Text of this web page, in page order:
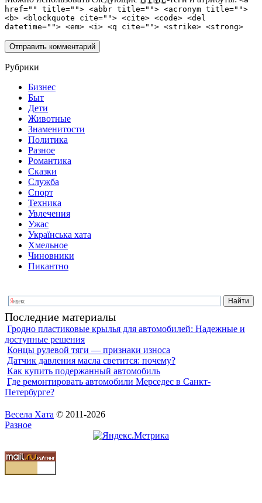
href="" title=""> <abbr title=""> <acronym title="">
<b> <blockquote cite=""> <cite> <code> <del
datetime=""> <em> <i> <q cite=""> <strike> <strong>
Рубрики
Бизнес
Быт
Дети
Животные
Знаменитости
Политика
Разное
Романтика
Сказки
Служба
Спорт
Техника
Увлечения
Ужас
Українська хата
Хмельное
Чиновники
Пикантно
Последние материалы
Гродно пластиковые крылья для автомобилей: Надежные и
доступные решения
Концы рулевой тяги — признаки износа
Датчик давления масла светится: почему?
Как купить подержанный автомобиль
Где ремонтировать автомобили Мерседес в Санкт-
Петербурге?
Весела Хата © 2011-2026
Разное